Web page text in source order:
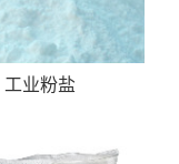
工业粉盐